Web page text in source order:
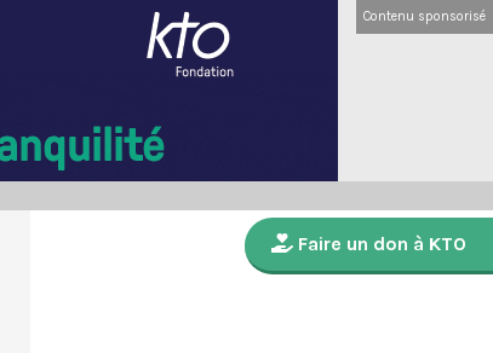
Contenu sponsorisé
Faire un don à KTO